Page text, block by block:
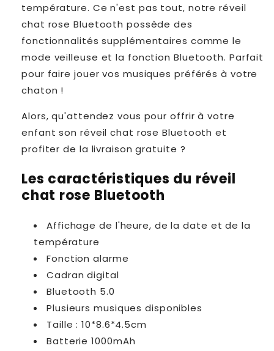
température. Ce n'est pas tout, notre réveil
chat rose Bluetooth possède des
fonctionnalités supplémentaires comme le
mode veilleuse et la fonction Bluetooth. Parfait
pour faire jouer vos musiques préférés à votre
chaton !
Alors, qu'attendez vous pour offrir à votre
enfant son réveil chat rose Bluetooth et
profiter de la livraison gratuite ?
Les caractéristiques du réveil
chat rose Bluetooth
Affichage de l'heure, de la date et de la
température
Fonction alarme
Cadran digital
Bluetooth 5.0
Plusieurs musiques disponibles
Taille : 10*8.6*4.5cm
Batterie 1000mAh